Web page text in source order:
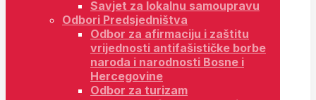
Savjet za lokalnu samoupravu
Odbori Predsjedništva
Odbor za afirmaciju i zaštitu
vrijednosti antifašističke borbe
naroda i narodnosti Bosne i
Hercegovine
Odbor za turizam